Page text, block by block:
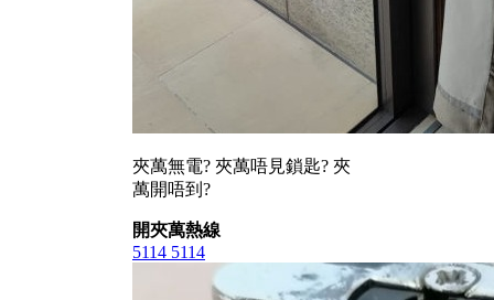
夾萬無電? 夾萬唔見鎖匙? 夾
萬開唔到?
開夾萬熱線
5114 5114